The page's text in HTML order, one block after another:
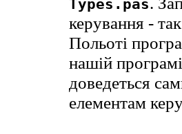
Types.pas
керування -
Польоті
нашій
доведеться
елементам